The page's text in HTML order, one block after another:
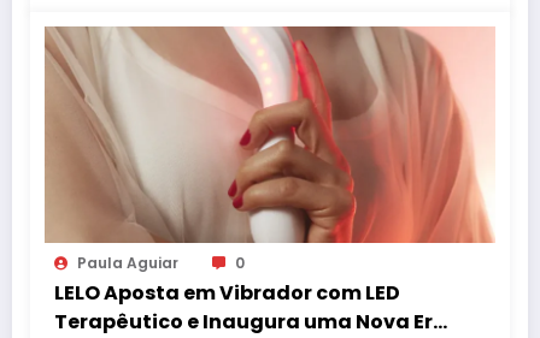
Paula Aguiar 0
LELO Aposta em Vibrador com LED
Terapêutico e Inaugura uma Nova Era